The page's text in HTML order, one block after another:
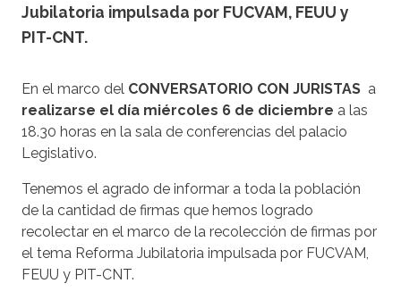
Jubilatoria impulsada por FUCVAM, FEUU y
PIT-CNT.
En el marco del CONVERSATORIO CON JURISTAS a
realizarse el día miércoles 6 de diciembre a las
18.30 horas en la sala de conferencias del palacio
Legislativo.
Tenemos el agrado de informar a toda la población
de la cantidad de firmas que hemos logrado
recolectar en el marco de la recolección de firmas por
el tema Reforma Jubilatoria impulsada por FUCVAM,
FEUU y PIT-CNT.